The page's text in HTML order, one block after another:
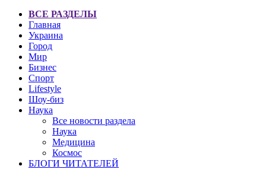
ВСЕ РАЗДЕЛЫ
Главная
Украина
Город
Мир
Бизнес
Спорт
Lifestyle
Шоу-биз
Наука
Все новости раздела
Наука
Медицина
Космос
БЛОГИ ЧИТАТЕЛЕЙ